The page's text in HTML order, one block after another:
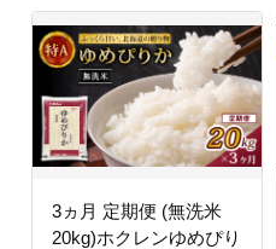
3ヵ月 定期便 (無洗米
20kg)ホクレンゆめぴり